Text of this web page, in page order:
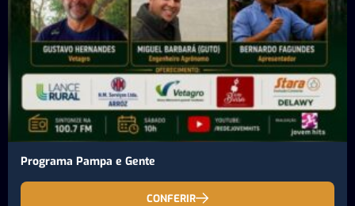
Programa Pampa e Gente
CONFERIR